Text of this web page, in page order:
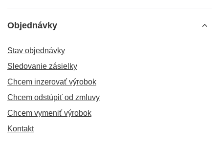
Objednávky
Stav objednávky
Sledovanie zásielky
Chcem inzerovať výrobok
Chcem odstúpiť od zmluvy
Chcem vymeniť výrobok
Kontakt